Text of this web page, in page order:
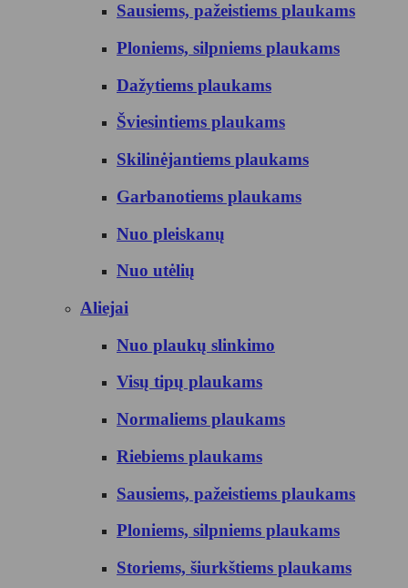
Sausiems, pažeistiems plaukams
Ploniems, silpniems plaukams
Dažytiems plaukams
Šviesintiems plaukams
Skilinėjantiems plaukams
Garbanotiems plaukams
Nuo pleiskanų
Nuo utėlių
Aliejai
Nuo plaukų slinkimo
Visų tipų plaukams
Normaliems plaukams
Riebiems plaukams
Sausiems, pažeistiems plaukams
Ploniems, silpniems plaukams
Storiems, šiurkštiems plaukams